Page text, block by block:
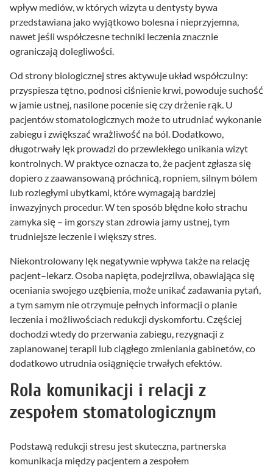
wpływ mediów, w których wizyta u dentysty bywa
przedstawiana jako wyjątkowo bolesna i nieprzyjemna,
nawet jeśli współczesne techniki leczenia znacznie
ograniczają dolegliwości.
Od strony biologicznej stres aktywuje układ współczulny:
przyspiesza tętno, podnosi ciśnienie krwi, powoduje suchość
w jamie ustnej, nasilone pocenie się czy drżenie rąk. U
pacjentów stomatologicznych może to utrudniać wykonanie
zabiegu i zwiększać wrażliwość na ból. Dodatkowo,
długotrwały lęk prowadzi do przewlekłego unikania wizyt
kontrolnych. W praktyce oznacza to, że pacjent zgłasza się
dopiero z zaawansowaną próchnicą, ropniem, silnym bólem
lub rozległymi ubytkami, które wymagają bardziej
inwazyjnych procedur. W ten sposób błędne koło strachu
zamyka się – im gorszy stan zdrowia jamy ustnej, tym
trudniejsze leczenie i większy stres.
Niekontrolowany lęk negatywnie wpływa także na relację
pacjent–lekarz. Osoba napięta, podejrzliwa, obawiająca się
oceniania swojego uzębienia, może unikać zadawania pytań,
a tym samym nie otrzymuje pełnych informacji o planie
leczenia i możliwościach redukcji dyskomfortu. Częściej
dochodzi wtedy do przerwania zabiegu, rezygnacji z
zaplanowanej terapii lub ciągłego zmieniania gabinetów, co
dodatkowo utrudnia osiągnięcie trwałych efektów.
Rola komunikacji i relacji z
zespołem stomatologicznym
Podstawą redukcji stresu jest skuteczna, partnerska
komunikacja między pacjentem a zespołem